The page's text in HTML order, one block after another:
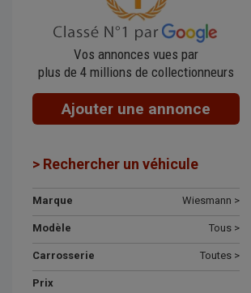
Vos annonces vues par
plus de 4 millions de collectionneurs
Ajouter une annonce
> Rechercher un véhicule
Marque Wiesmann >
Modèle Tous >
Carrosserie Toutes >
Prix